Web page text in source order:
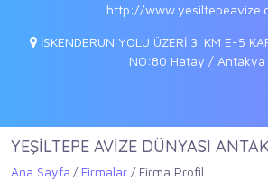
http://
İSKENDERUN YOLU ÜZERİ 3. KM E-5
NO:80 Hatay / Antakya
YEŞİLTEPE AVİZE DÜNYASI
Ana Sayfa Firmalar Firma Profil